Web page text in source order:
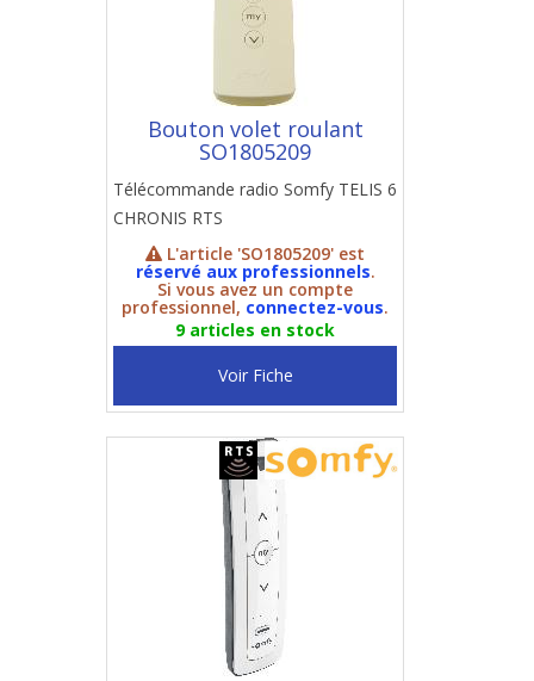
Bouton volet roulant
SO1805209
Télécommande radio Somfy TELIS 6
CHRONIS RTS
L'article 'SO1805209' est
réservé aux professionnels.
Si vous avez un compte
professionnel, connectez-vous.
9 articles en stock
Voir Fiche